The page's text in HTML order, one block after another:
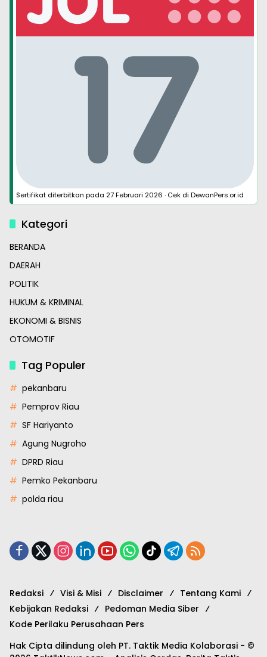
Sertifikat diterbitkan pada 27 Februari 2026 · Cek di DewanPers.or.id
Kategori
BERANDA
DAERAH
POLITIK
HUKUM & KRIMINAL
EKONOMI & BISNIS
OTOMOTIF
Tag Populer
pekanbaru
Pemprov Riau
SF Hariyanto
Agung Nugroho
DPRD Riau
Pemko Pekanbaru
polda riau
Redaksi Visi & Misi Disclaimer
Tentang Kami
Kebijakan Redaksi
Pedoman Media Siber
Kode Perilaku Perusahaan Pers
Hak Cipta dilindung oleh PT. Taktik Media Kolaborasi - ©